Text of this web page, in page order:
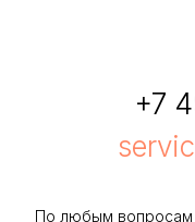
+7
По любым вопросам